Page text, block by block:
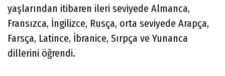
yaşlarından itibaren ileri seviyede Almanca,
Fransızca, İngilizce, Rusça, orta seviyede Arapça,
Farsça, Latince, İbranice, Sırpça ve Yunanca
dillerini öğrendi.